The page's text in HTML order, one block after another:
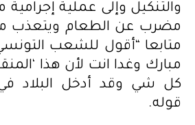
والتنكيل وإلى عملية إجرامية
متابعا “أقول للشعب
مبارك وغدا انت لأن هذا
كل شي وقد أدخل البلاد في
قوله.